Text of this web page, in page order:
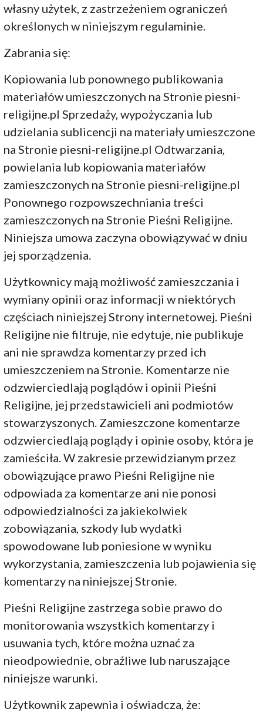
własny użytek, z zastrzeżeniem ograniczeń
określonych w niniejszym regulaminie.
Zabrania się:
Kopiowania lub ponownego publikowania
materiałów umieszczonych na Stronie piesni-
religijne.pl Sprzedaży, wypożyczania lub
udzielania sublicencji na materiały umieszczone
na Stronie piesni-religijne.pl Odtwarzania,
powielania lub kopiowania materiałów
zamieszczonych na Stronie piesni-religijne.pl
Ponownego rozpowszechniania treści
zamieszczonych na Stronie Pieśni Religijne.
Niniejsza umowa zaczyna obowiązywać w dniu
jej sporządzenia.
Użytkownicy mają możliwość zamieszczania i
wymiany opinii oraz informacji w niektórych
częściach niniejszej Strony internetowej. Pieśni
Religijne nie filtruje, nie edytuje, nie publikuje
ani nie sprawdza komentarzy przed ich
umieszczeniem na Stronie. Komentarze nie
odzwierciedlają poglądów i opinii Pieśni
Religijne, jej przedstawicieli ani podmiotów
stowarzyszonych. Zamieszczone komentarze
odzwierciedlają poglądy i opinie osoby, która je
zamieściła. W zakresie przewidzianym przez
obowiązujące prawo Pieśni Religijne nie
odpowiada za komentarze ani nie ponosi
odpowiedzialności za jakiekolwiek
zobowiązania, szkody lub wydatki
spowodowane lub poniesione w wyniku
wykorzystania, zamieszczenia lub pojawienia się
komentarzy na niniejszej Stronie.
Pieśni Religijne zastrzega sobie prawo do
monitorowania wszystkich komentarzy i
usuwania tych, które można uznać za
nieodpowiednie, obraźliwe lub naruszające
niniejsze warunki.
Użytkownik zapewnia i oświadcza, że: